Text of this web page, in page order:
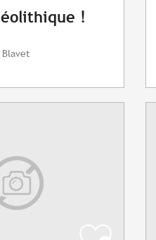
!
Blavet